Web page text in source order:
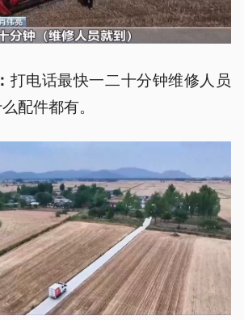
打电话最快一二十分钟维修人员
配件都有。